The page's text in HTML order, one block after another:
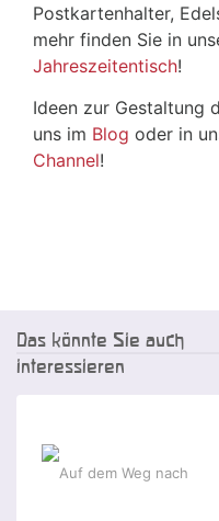
Postkartenhalter,
mehr finden Sie in
Jahreszeitentisch!
Ideen zur Gestaltung
uns im Blog oder in
Channel!
Das könnte Sie auch
interessieren